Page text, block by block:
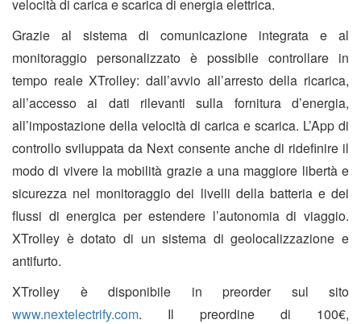
velocità di carica e scarica di energia elettrica.
Grazie al sistema di comunicazione integrata e al
monitoraggio personalizzato è possibile controllare in
tempo reale XTrolley: dall’avvio all’arresto della ricarica,
all’accesso ai dati rilevanti sulla fornitura d’energia,
all’impostazione della velocità di carica e scarica. L’App di
controllo sviluppata da Next consente anche di ridefinire il
modo di vivere la mobilità grazie a una maggiore libertà e
sicurezza nel monitoraggio dei livelli della batteria e dei
flussi di energica per estendere l’autonomia di viaggio.
XTrolley è dotato di un sistema di geolocalizzazione e
antifurto.
XTrolley è disponibile in preorder sul sito
www.nextelectrify.com. Il preordine di 100€,